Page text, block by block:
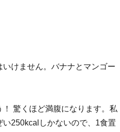
けません。バナナとマンゴー
驚くほど満腹になります。私
250kcalしかないので、1食置